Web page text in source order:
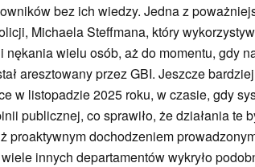
bez ich wiedzy. Jedna z
Michaela Steffmana, który
wielu osób, aż do momentu, gdy
aresztowany przez GBI. Jeszcze
w listopadzie 2025 roku, w czasie, gdy
publicznej, co sprawiło, że działania te
proaktywnym dochodzeniem
innych departamentów wykryło